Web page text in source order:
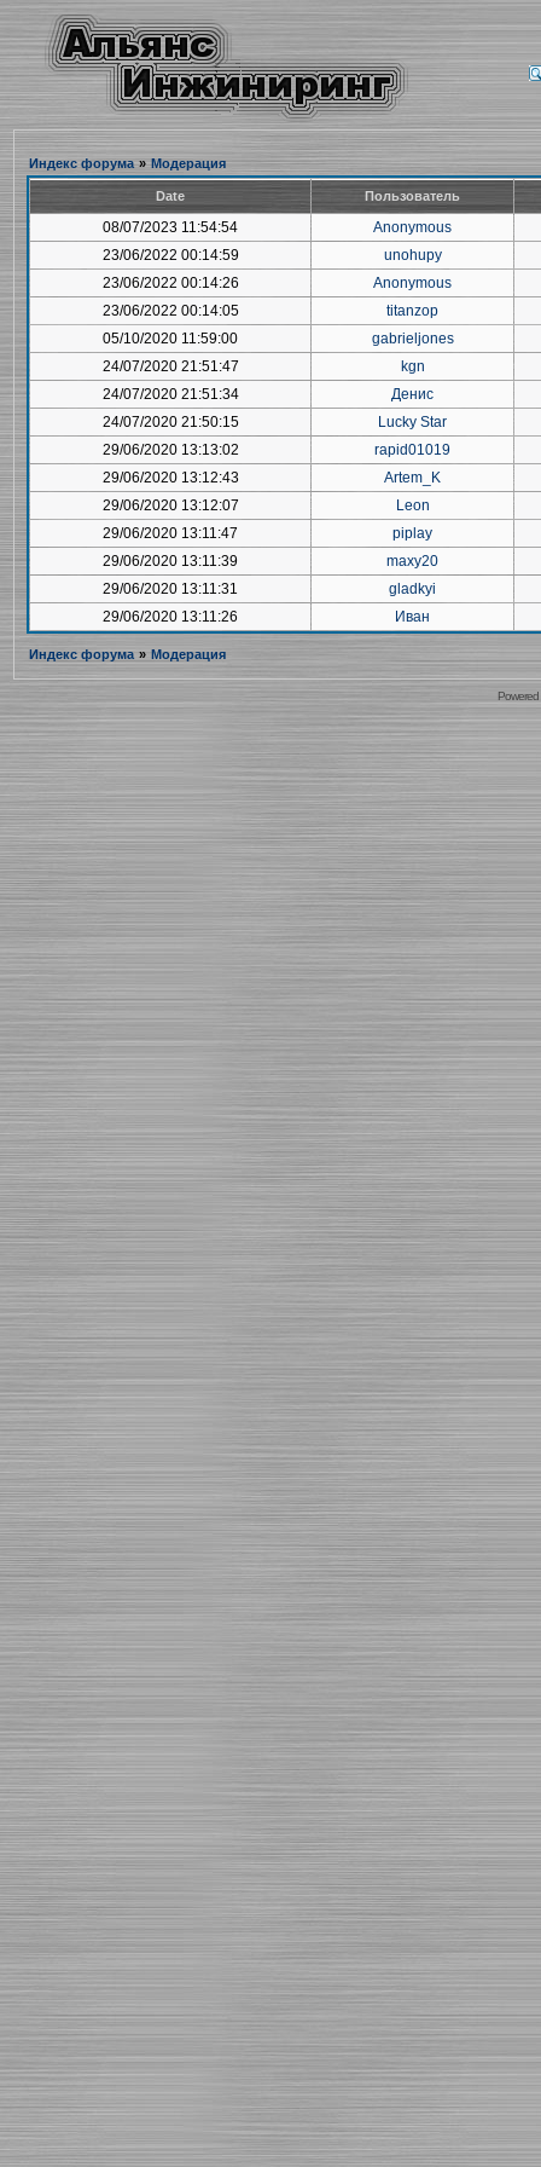
Индекс форума » Модерация
Date Пользователь
08/07/2023 11:54:54
Anonymous
23/06/2022 00:14:59
unohupy
23/06/2022 00:14:26
Anonymous
23/06/2022 00:14:05
titanzop
05/10/2020 11:59:00
gabrieljones
24/07/2020 21:51:47
kgn
24/07/2020 21:51:34
Денис
24/07/2020 21:50:15
Lucky Star
29/06/2020 13:13:02
rapid01019
29/06/2020 13:12:43
Artem_K
29/06/2020 13:12:07
Leon
29/06/2020 13:11:47
piplay
29/06/2020 13:11:39
maxy20
29/06/2020 13:11:31
gladkyi
29/06/2020 13:11:26
Иван
Индекс форума » Модерация